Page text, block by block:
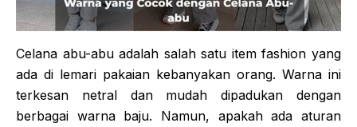
Celana abu-abu adalah salah satu item fashion yang
ada di lemari pakaian kebanyakan orang. Warna ini
terkesan netral dan mudah dipadukan dengan
berbagai warna baju. Namun, apakah ada aturan